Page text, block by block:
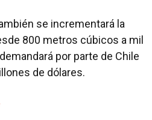
se incrementará la
800 metros cúbicos a mil
por parte de Chile
de dólares.